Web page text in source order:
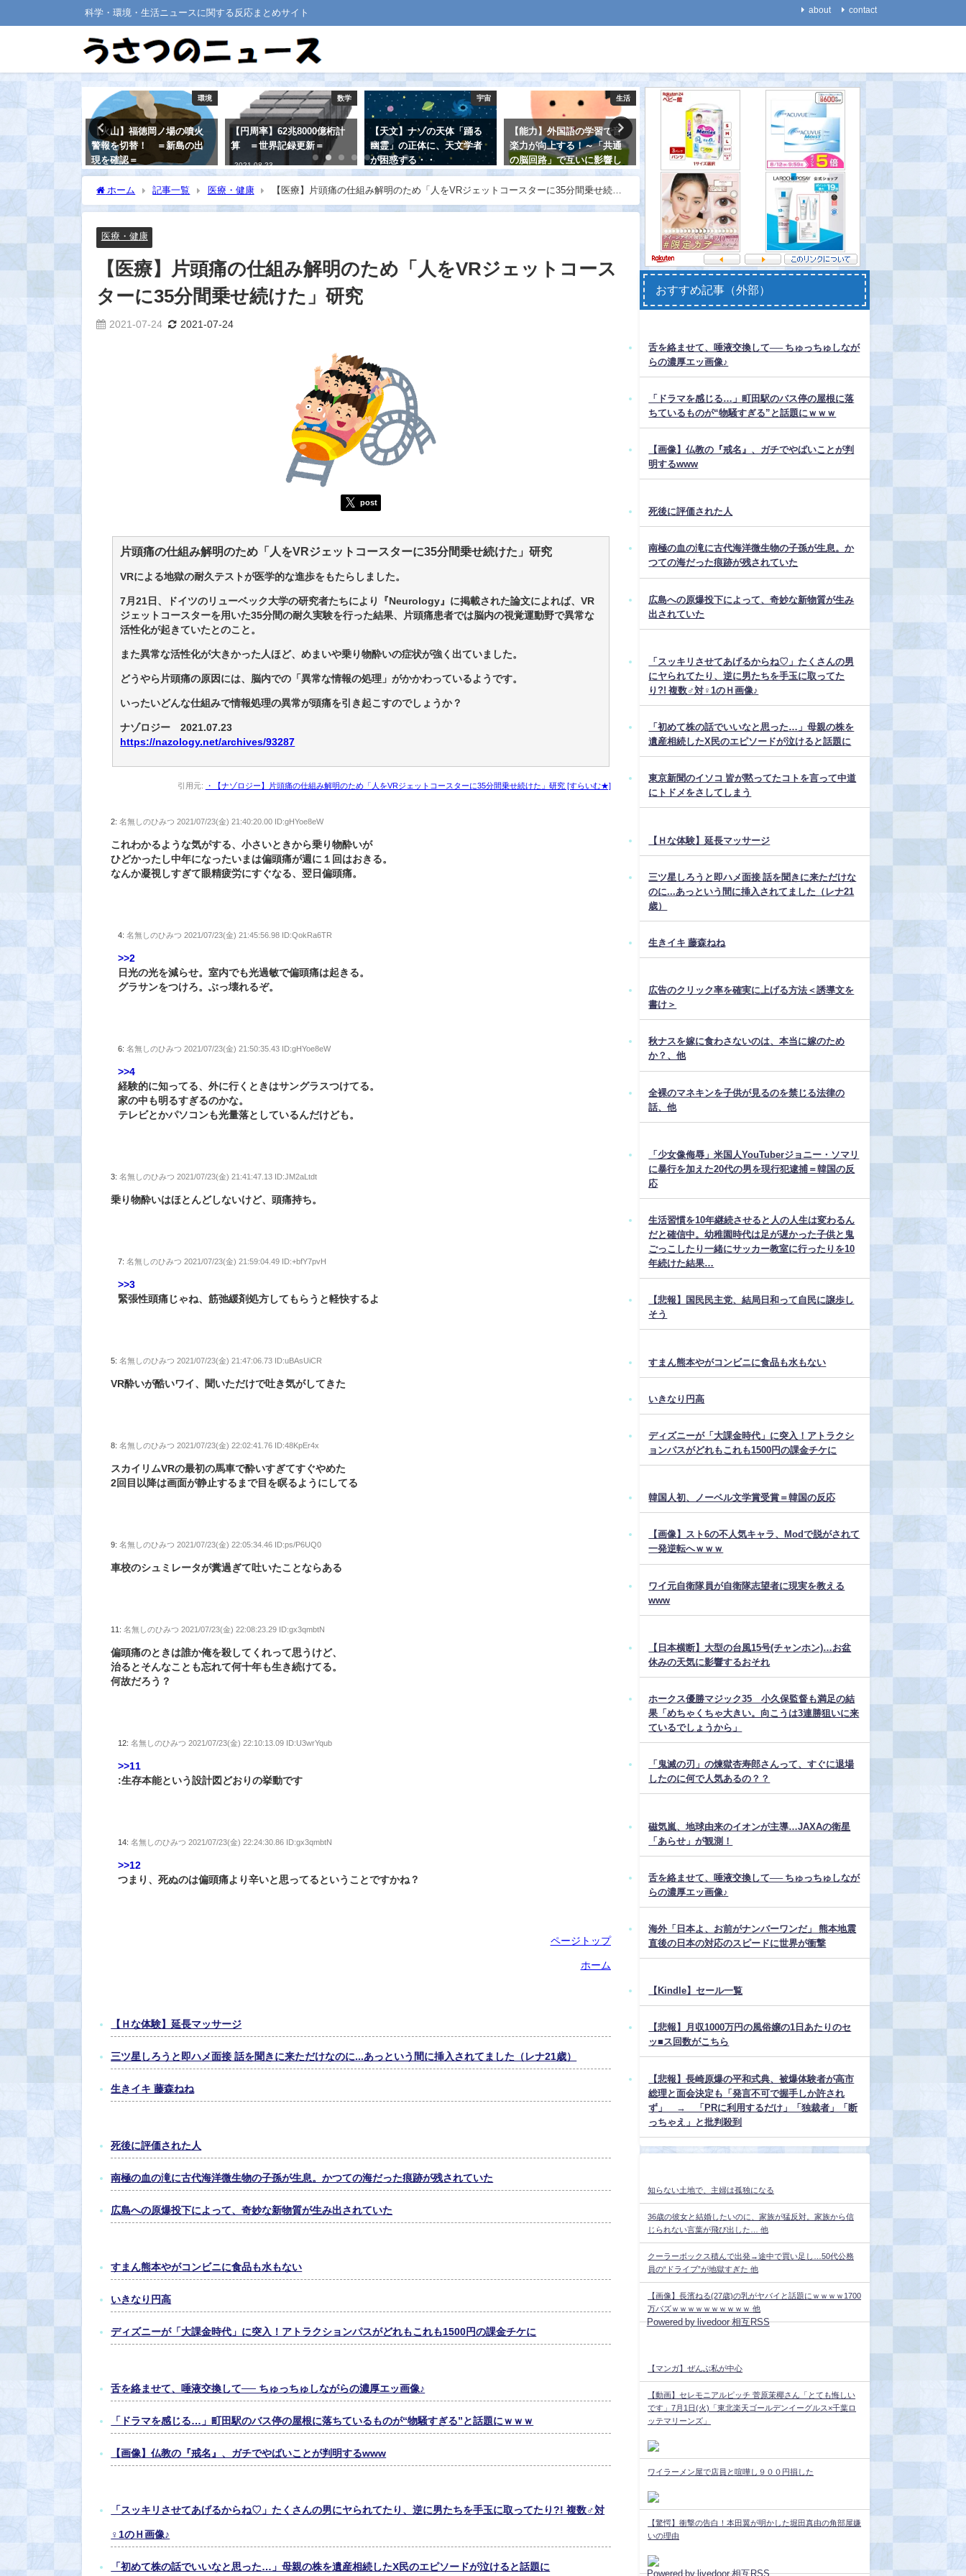
科学・環境・生活ニュースに関する反応まとめサイト about contact
数学
【円周率】62兆8000億桁計
算 ＝世界記録更新＝
2021-08-23
宇宙
【天文】ナゾの天体「踊る
幽霊」の正体に、天文学者
生活
【能力】外国語の学習で音
楽力が向上する！～「共通
の脳回路」で互いに影響し
2021-08-14
医療・健康
【睡眠】脳は、レム睡眠中
にリフレッシュしてい
た！ ～レム睡眠が少ない
と認知症リスクが高くなる
～
【いきもの】イヌの毛色パ
ターンは、「家畜化」より
遥か昔から存在していた！
2021-08-22
【食】ホットドッグ１個、
健康寿命が３６分「縮小」
2021-08-31
ホーム 記事一覧 医療・健康
【医療】片頭痛の仕組み解明のため「人をVRジェットコースターに35分間乗せ続け
た」研究
医療・健康
【医療】片頭痛の仕組み解明のため「人をVRジェットコース
ターに35分間乗せ続けた」研究
2021-07-24 2021-07-24
post
片頭痛の仕組み解明のため「人をVRジェットコースターに35分間乗せ続けた」研究
VRによる地獄の耐久テストが医学的な進歩をもたらしました。
7月21日、ドイツのリューベック大学の研究者たちにより『Neurology』に掲載された論文によれば、VR
ジェットコースターを用いた35分間の耐久実験を行った結果、片頭痛患者では脳内の視覚運動野で異常な
活性化が起きていたとのこと。
また異常な活性化が大きかった人ほど、めまいや乗り物酔いの症状が強く出ていました。
どうやら片頭痛の原因には、脳内での「異常な情報の処理」がかかわっているようです。
いったいどんな仕組みで情報処理の異常が頭痛を引き起こすのでしょうか？
ナゾロジー 2021.07.23
https://nazology.net/archives/93287
引用元: ・【ナゾロジー】片頭痛の仕組み解明のため「人をVRジェットコースターに35分間乗せ続けた」研究 [すらいむ★]
2:名無しのひみつ 2021/07/23(金) 21:40:20.00 ID:gHYoe8eW
これわかるような気がする、小さいときから乗り物酔いが
ひどかったし中年になったいまは偏頭痛が週に１回はおきる。
なんか凝視しすぎて眼精疲労にすぐなる、翌日偏頭痛。
4:名無しのひみつ 2021/07/23(金) 21:45:56.98 ID:QokRa6TR
>>2
日光の光を減らせ。室内でも光過敏で偏頭痛は起きる。
グラサンをつけろ。ぶっ壊れるぞ。
6:名無しのひみつ 2021/07/23(金) 21:50:35.43 ID:gHYoe8eW
>>4
経験的に知ってる、外に行くときはサングラスつけてる。
家の中も明るすぎるのかな。
テレビとかパソコンも光量落としているんだけども。
3:名無しのひみつ 2021/07/23(金) 21:41:47.13 ID:JM2aLtdt
乗り物酔いはほとんどしないけど、頭痛持ち。
7:名無しのひみつ 2021/07/23(金) 21:59:04.49 ID:+bfY7pvH
>>3
緊張性頭痛じゃね、筋弛緩剤処方してもらうと軽快するよ
5:名無しのひみつ 2021/07/23(金) 21:47:06.73 ID:uBAsUiCR
VR酔いが酷いワイ、聞いただけで吐き気がしてきた
8:名無しのひみつ 2021/07/23(金) 22:02:41.76 ID:48KpEr4x
スカイリムVRの最初の馬車で酔いすぎてすぐやめた
2回目以降は画面が静止するまで目を瞑るようにしてる
9:名無しのひみつ 2021/07/23(金) 22:05:34.46 ID:ps/P6UQ0
車校のシュミレータが糞過ぎて吐いたことならある
11:名無しのひみつ 2021/07/23(金) 22:08:23.29 ID:gx3qmbtN
偏頭痛のときは誰か俺を殺してくれって思うけど、
治るとそんなことも忘れて何十年も生き続けてる。
何故だろう？
12:名無しのひみつ 2021/07/23(金) 22:10:13.09 ID:U3wrYqub
>>11
:生存本能という設計図どおりの挙動です
14:名無しのひみつ 2021/07/23(金) 22:24:30.86 ID:gx3qmbtN
>>12
つまり、死ぬのは偏頭痛より辛いと思ってるということですかね？
ページトップ
ホーム
【Ｈな体験】延長マッサージ
三ツ星しろうと即ハメ面接 話を聞きに来ただけなのに...あっという間に挿入されてました（レナ21歳）
生きイキ 藤森ねね
死後に評価された人
南極の血の滝に古代海洋微生物の子孫が生息。かつての海だった痕跡が残されていた
広島への原爆投下によって、奇妙な新物質が生み出されていた
すまん熊本やがコンビニに食品も水もない
いきなり円高
ディズニーが「大課金時代」に突入！アトラクションパスがどれもこれも1500円の課金チケに
舌を絡ませて、唾液交換して── ちゅっちゅしながらの濃厚エッ画像♪
「ドラマを感じる…」町田駅のバス停の屋根に落ちているものが“物騒すぎる”と話題にｗｗｗ
【画像】仏教の『戒名』、ガチでやばいことが判明するwww
「スッキリさせてあげるからね♡」たくさんの男にヤられてたり、逆に男たちを手玉に取ってたり?! 複数♂対
♀1のＨ画像♪
「初めて株の話でいいなと思った…」母親の株を遺産相続したX民のエピソードが泣けると話題に
おすすめ記事（外部）
舌を絡ませて、唾液交換して── ちゅっちゅしなが
らの濃厚エッ画像♪
「ドラマを感じる…」町田駅のバス停の屋根に落
ちているものが“物騒すぎる”と話題にｗｗｗ
【画像】仏教の『戒名』、ガチでやばいことが判
明するwww
死後に評価された人
南極の血の滝に古代海洋微生物の子孫が生息。か
つての海だった痕跡が残されていた
広島への原爆投下によって、奇妙な新物質が生み
出されていた
「スッキリさせてあげるからね♡」たくさんの男
にヤられてたり、逆に男たちを手玉に取ってた
り?! 複数♂対♀1のＨ画像♪
「初めて株の話でいいなと思った…」母親の株を
遺産相続したX民のエピソードが泣けると話題に
東京新聞のイソコ 皆が黙ってたコトを言って中道
にトドメをさしてしまう
【Ｈな体験】延長マッサージ
三ツ星しろうと即ハメ面接 話を聞きに来ただけな
のに...あっという間に挿入されてました（レナ21
歳）
生きイキ 藤森ねね
広告のクリック率を確実に上げる方法＜誘導文を
書け＞
秋ナスを嫁に食わさないのは、本当に嫁のため
か？、他
全裸のマネキンを子供が見るのを禁じる法律の
話、他
「少女像侮辱」米国人YouTuberジョニー・ソマリ
に暴行を加えた20代の男を現行犯逮捕＝韓国の反
応
生活習慣を10年継続させると人の人生は変わるん
だと確信中。幼稚園時代は足が遅かった子供と鬼
ごっこしたり一緒にサッカー教室に行ったりを10
年続けた結果…
【悲報】国民民主党、結局日和って自民に譲歩し
そう
すまん熊本やがコンビニに食品も水もない
いきなり円高
ディズニーが「大課金時代」に突入！アトラクシ
ョンパスがどれもこれも1500円の課金チケに
韓国人初、ノーベル文学賞受賞＝韓国の反応
【画像】スト6の不人気キャラ、Modで脱がされて
一発逆転へｗｗｗ
ワイ元自衛隊員が自衛隊志望者に現実を教える
www
【日本横断】大型の台風15号(チャンホン)…お盆
休みの天気に影響するおそれ
ホークス優勝マジック35 小久保監督も満足の結
果「めちゃくちゃ大きい。向こうは3連勝狙いに来
ているでしょうから」
「鬼滅の刃」の煉獄杏寿郎さんって、すぐに退場
したのに何で人気あるの？？
磁気嵐、地球由来のイオンが主導…JAXAの衛星
「あらせ」が観測！
舌を絡ませて、唾液交換して── ちゅっちゅしなが
らの濃厚エッ画像♪
海外「日本よ、お前がナンバーワンだ」 熊本地震
直後の日本の対応のスピードに世界が衝撃
【Kindle】セール一覧
【悲報】月収1000万円の風俗嬢の1日あたりのセ
ッ■ス回数がこちら
【悲報】長崎原爆の平和式典、被爆体験者が高市
総理と面会決定も「発言不可で握手しか許され
ず」 → 「PRに利用するだけ」「独裁者」「断
っちゃえ」と批判殺到
知らない土地で、主婦は孤独になる
36歳の彼女と結婚したいのに、家族が猛反対。家族から信
じられない言葉が飛び出した… 他
クーラーボックス積んで出発→途中で買い足し…50代公務
員の“ドライブ”が地獄すぎた 他
【画像】長濱ねる(27歳)の乳がヤバイと話題にｗｗｗｗ1700
万バズｗｗｗｗｗｗｗｗｗｗ 他
Powered by livedoor 相互RSS
【マンガ】ぜんぶ私が中心
【動画】セレモニアルピッチ 菅原茉椰さん「とても悔しい
です」7月1日(火)「東北楽天ゴールデンイーグルス×千葉ロ
ッテマリーンズ」
ワイラーメン屋で店員と喧嘩し９００円損した
【驚愕】衝撃の告白！本田翼が明かした堀田真由の角部屋嫌
いの理由
Powered by livedoor 相互RSS